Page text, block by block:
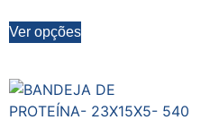
Ver opções